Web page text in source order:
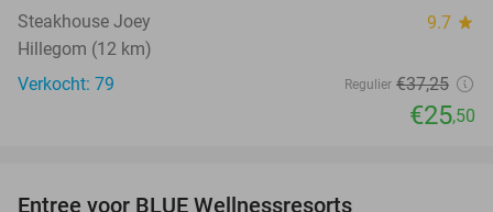
Steakhouse Joey 9.7 star
Hillegom (12 km)
Verkocht: 79
Regulier €37,25
€25,50
Entree voor BLUE Wellnessresorts